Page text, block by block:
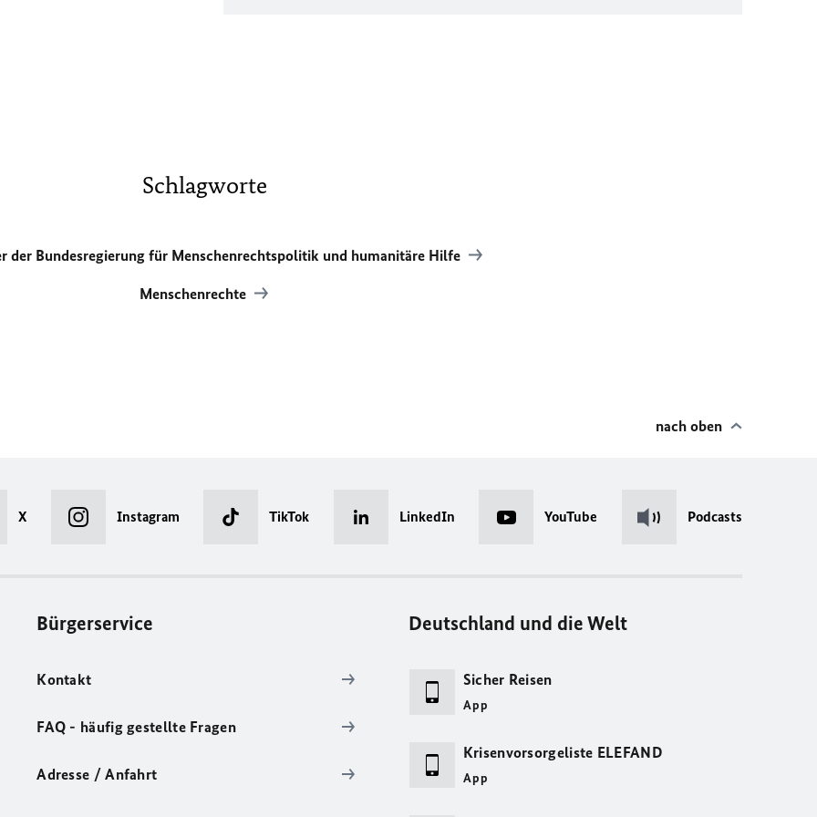
Schlagworte
der Bundesregierung für Menschenrechtspolitik und humanitäre Hilfe
Menschenrechte
nach oben
X Instagram TikTok LinkedIn YouTube Podcasts
Bürgerservice
Kontakt
FAQ - häufig gestellte Fragen
Adresse / Anfahrt
Deutschland und die Welt
Sicher Reisen
App
Krisenvorsorgeliste ELEFAND
App